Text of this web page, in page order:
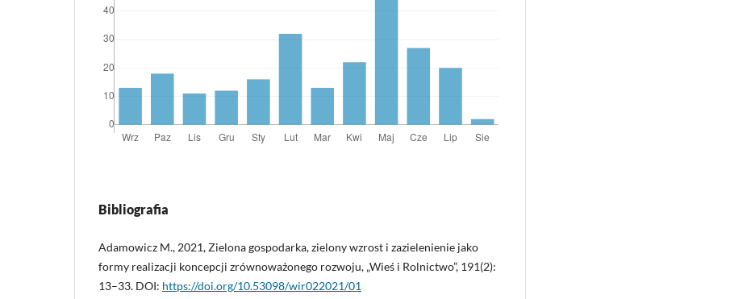
Bibliografia
Adamowicz M., 2021, Zielona gospodarka, zielony wzrost i zazielenienie jako
formy realizacji koncepcji zrównoważonego rozwoju, „Wieś i Rolnictwo”, 191(2):
13–33. DOI: https://doi.org/10.53098/wir022021/01